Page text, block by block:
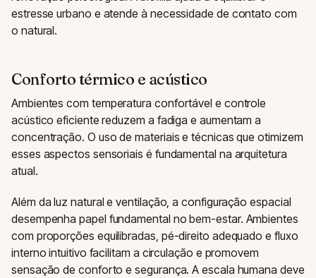
estresse urbano e atende à necessidade de contato com
o natural.
Conforto térmico e acústico
Ambientes com temperatura confortável e controle
acústico eficiente reduzem a fadiga e aumentam a
concentração. O uso de materiais e técnicas que otimizem
esses aspectos sensoriais é fundamental na arquitetura
atual.
Além da luz natural e ventilação, a configuração espacial
desempenha papel fundamental no bem-estar. Ambientes
com proporções equilibradas, pé-direito adequado e fluxo
interno intuitivo facilitam a circulação e promovem
sensação de conforto e segurança. A escala humana deve